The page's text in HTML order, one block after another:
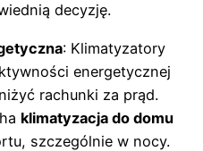
decyzję.
: Klimatyzatory
energetycznej
rachunki za prąd.
klimatyzacja do domu
szczególnie w nocy.